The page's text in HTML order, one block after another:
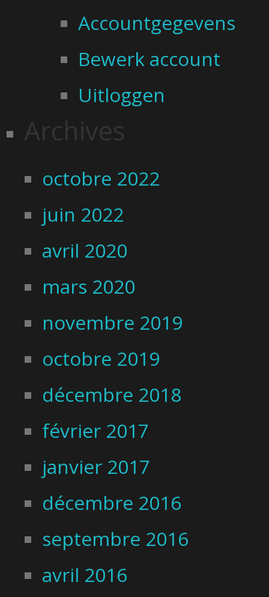
Accountgegevens
Bewerk account
Uitloggen
Archives
octobre 2022
juin 2022
avril 2020
mars 2020
novembre 2019
octobre 2019
décembre 2018
février 2017
janvier 2017
décembre 2016
septembre 2016
avril 2016